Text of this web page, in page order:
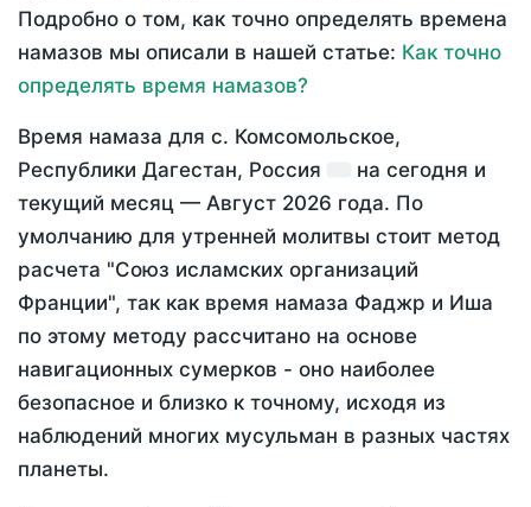
Подробно о том, как точно определять времена
намазов мы описали в нашей статье: Как точно
определять время намазов?
Время намаза для с. Комсомольское,
Республики Дагестан, Россия
на сегодня и
текущий месяц — Август 2026 года. По
умолчанию для утренней молитвы стоит метод
расчета "Союз исламских организаций
Франции", так как время намаза Фаджр и Иша
по этому методу рассчитано на основе
навигационных сумерков - оно наиболее
безопасное и близко к точному, исходя из
наблюдений многих мусульман в разных частях
планеты.